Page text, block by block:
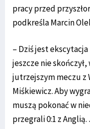
pracy przed
podkreśla Marcin
– Dziś jest
jeszcze nie
jutrzejszym meczu z
Miśkiewicz. Aby
muszą pokonać w
przegrali 0:1 z